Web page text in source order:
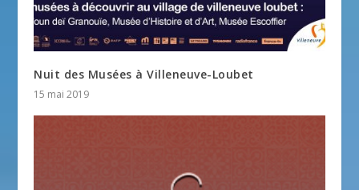
Nuit des Musées à Villeneuve-Loubet
15 mai 2019